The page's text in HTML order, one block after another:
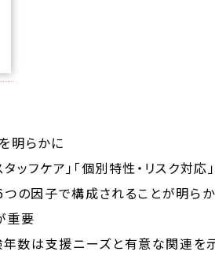
明らかに
ッフケア」「個別特性・リスク対
の因子で構成されることが明らか
重要
数は支援ニーズと有意な関連を